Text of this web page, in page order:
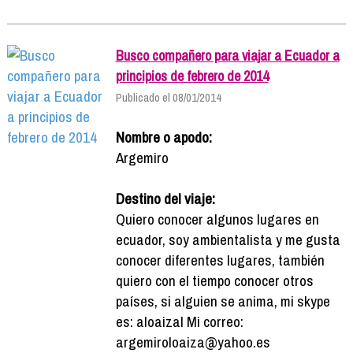
Busco compañero para viajar a Ecuador a
principios de febrero de 2014
Publicado el 08/01/2014
Nombre o apodo:
Argemiro
Destino del viaje:
Quiero conocer algunos lugares en
ecuador, soy ambientalista y me gusta
conocer diferentes lugares, también
quiero con el tiempo conocer otros
países, si alguien se anima, mi skype
es: aloaizal Mi correo:
argemiroloaiza@yahoo.es